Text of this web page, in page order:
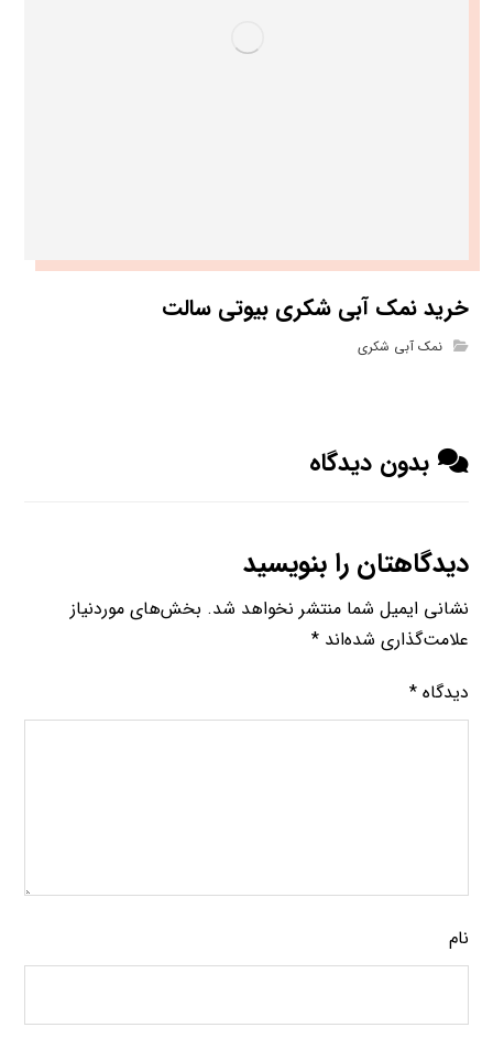
خرید نمک آبی شکری بیوتی سالت
نمک آبی شکری
بدون دیدگاه
دیدگاهتان را بنویسید
نشانی ایمیل شما منتشر نخواهد شد. بخش‌های موردنیاز
علامت‌گذاری شده‌اند*
دیدگاه*
نام